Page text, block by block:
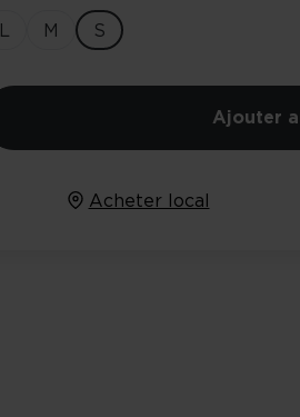
L M S
Ajouter
Acheter local